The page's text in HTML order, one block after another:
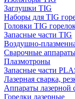
Заглушки TIG
Наборы для TIG
Головки TIG
Запасные части TIG
Воздушно-
Сварочные
Плазмотроны
Запасные части
Лазерная сварка,
Аппараты лазерной
Горелки лазерные